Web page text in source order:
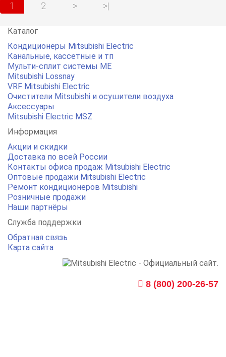
1 2 > >|
Каталог
Кондиционеры Mitsubishi Electric
Канальные, кассетные и тп
Мульти-сплит системы ME
Mitsubishi Lossnay
VRF Mitsubishi Electric
Очистители Mitsubishi и осушители воздуха
Аксессуары
Mitsubishi Electric MSZ
Информация
Акции и скидки
Доставка по всей России
Контакты офиса продаж Mitsubishi Electric
Оптовые продажи Mitsubishi Electric
Ремонт кондиционеров Mitsubishi
Розничные продажи
Наши партнёры
Служба поддержки
Обратная связь
Карта сайта
8 (800) 200-26-57